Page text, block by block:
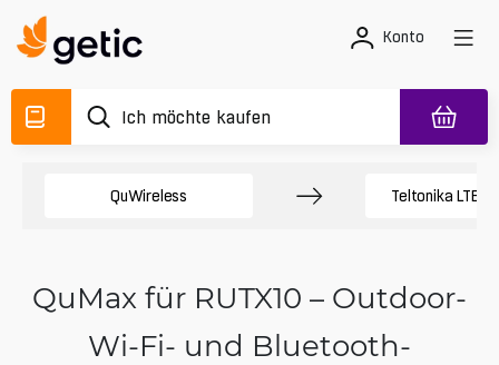
Konto
QuWireless Teltonika LTE
QuMax für RUTX10 – Outdoor-
Wi‑Fi- und Bluetooth-